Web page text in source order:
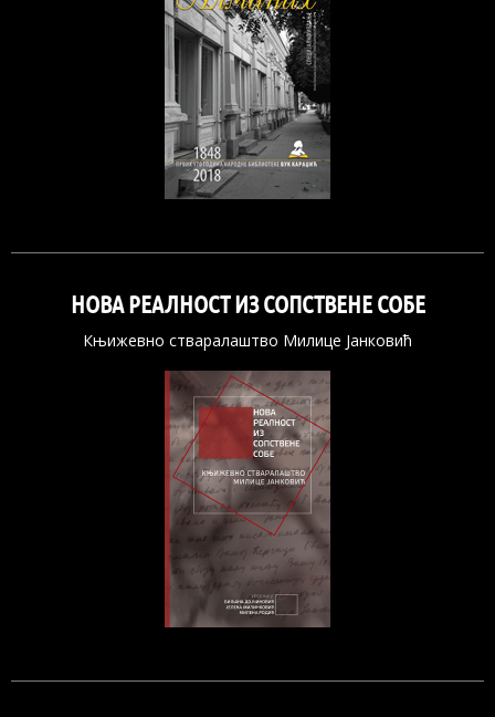
НОВА РЕАЛНОСТ ИЗ СОПСТВЕНЕ СОБЕ
Књижевно стваралаштво Милице Јанковић